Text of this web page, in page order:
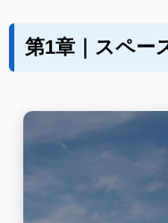
第1章｜スペー